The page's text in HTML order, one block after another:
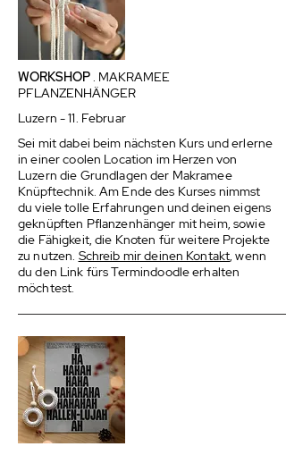
WORKSHOP. MAKRAMEE
PFLANZENHÄNGER
Luzern - 11. Februar
Sei mit dabei beim nächsten Kurs und erlerne
in einer coolen Location im Herzen von
Luzern die Grundlagen der Makramee
Knüpftechnik. Am Ende des Kurses nimmst
du viele tolle Erfahrungen und deinen eigens
geknüpften Pflanzenhänger mit heim, sowie
die Fähigkeit, die Knoten für weitere Projekte
zu nutzen. Schreib mir deinen Kontakt, wenn
du den Link fürs Termindoodle erhalten
möchtest.